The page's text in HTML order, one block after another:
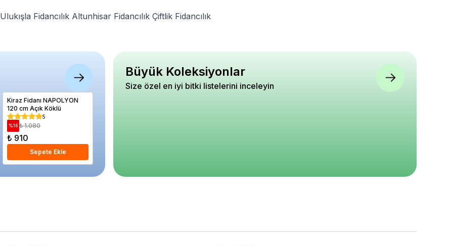
Ulukışla Fidancılık Altunhisar Fidancılık Çiftlik Fidancılık
Kiraz Fidanı NAPOLYON
120 cm Açık Köklü
5
%16 ₺ 1.080
₺ 910
Sepete Ekle
Büyük Koleksiyonlar
Size özel en iyi bitki listelerini inceleyin